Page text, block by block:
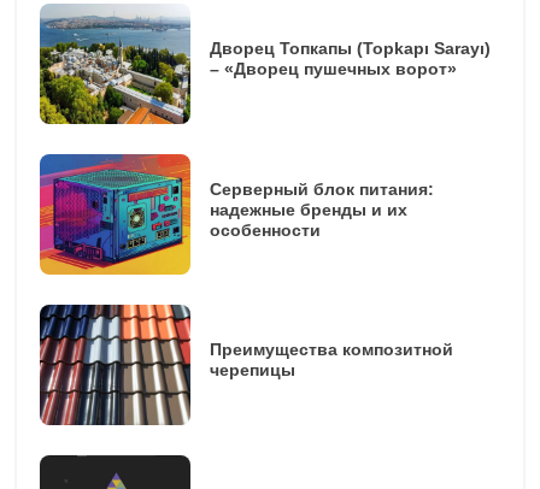
Дворец Топкапы (Topkapı Sarayı)
– «Дворец пушечных ворот»
Серверный блок питания:
надежные бренды и их
особенности
Преимущества композитной
черепицы